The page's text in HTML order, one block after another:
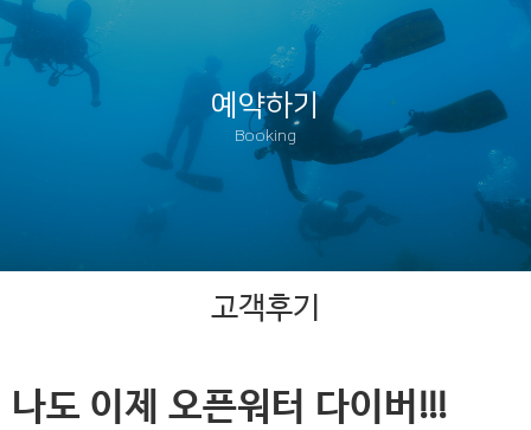
예약하기
Booking
고객후기
나도 이제 오픈워터 다이버!!!